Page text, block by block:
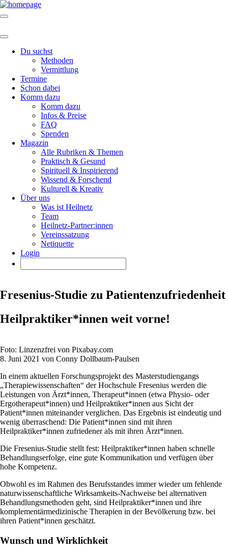
Du suchst
Methoden
Vermittlung
Termine
Schon dabei
Komm dazu
Komm dazu
Infos & Preise
FAQ
Spenden
Magazin
Alle Rubriken & Themen
Praktisch & Gesund
Spirituell & Inspirierend
Wissend & Forschend
Kulturell & Kreativ
Über uns
Was ist Heilnetz
Team
Heilnetz-Partner:innen
Vereinssatzung
Netiquette
Login
Fresenius-Studie zu Patientenzufriedenheit
Heilpraktiker*innen weit vorne!
Foto: Linzenzfrei von Pixabay.com
8. Juni 2021 von Conny Dollbaum-Paulsen
In einem aktuellen Forschungsprojekt des Masterstudiengangs
„Therapiewissenschaften“ der Hochschule Fresenius werden die
Leistungen von Ärzt*innen, Therapeut*innen (etwa Physio- oder
Ergotherapeut*innen) und Heilpraktiker*innen aus Sicht der
Patient*innen miteinander verglichen. Das Ergebnis ist eindeutig und
wenig überraschend: Die Patient*innen sind mit ihren
Heilpraktiker*innen zufriedener als mit ihren Ärzt*innen.
Die Fresenius-Studie stellt fest: Heilpraktiker*innen haben schnelle
Behandlungserfolge, eine gute Kommunikation und verfügen über
hohe Kompetenz.
Obwohl es im Rahmen des Berufsstandes immer wieder um fehlende
naturwissenschaftliche Wirksamkeits-Nachweise bei alternativen
Behandlungsmethoden geht, sind Heilpraktiker*innen und ihre
komplementärmedizinische Therapien in der Bevölkerung bzw. bei
ihren Patient*innen geschätzt.
Wunsch und Wirklichkeit